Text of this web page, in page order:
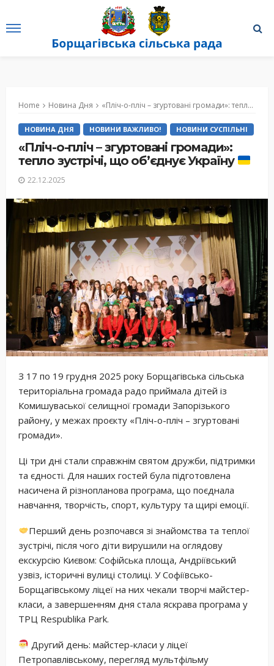
Home Новина Дня «Пліч-о-пліч – згуртовані громади»: тепло зустрічі, що об’єднує Україну
НОВИНА ДНЯ НОВИНИ ВАЖЛИВО! НОВИНИ СУСПІЛЬНІ
«Пліч-о-пліч – згуртовані громади»:
тепло зустрічі, що об’єднує Україну
22.12.2025
З 17 по 19 грудня 2025 року Борщагівська сільська
територіальна громада радо приймала дітей із
Комишуваської селищної громади Запорізького
району, у межах проєкту «Пліч-о-пліч – згуртовані
громади».
Ці три дні стали справжнім святом дружби, підтримки
та єдності. Для наших гостей була підготовлена
насичена й різнопланова програма, що поєднала
навчання, творчість, спорт, культуру та щирі емоції.
Перший день розпочався зі знайомства та теплої
зустрічі, після чого діти вирушили на оглядову
екскурсію Києвом: Софійська площа, Андріївський
узвіз, історичні вулиці столиці. У Софіївсько-
Борщагівському ліцеї на них чекали творчі майстер-
класи, а завершенням дня стала яскрава програма у
ТРЦ Respublika Park.
Другий день: майстер-класи у ліцеї
Петропавлівському, перегляд мультфільму